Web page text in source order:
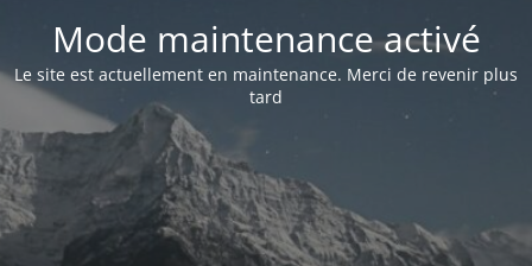
Mode maintenance activé
Le site est actuellement en maintenance. Merci de revenir plus
tard